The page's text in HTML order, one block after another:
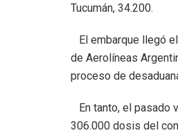
Tucumán, 34.200.
El embarque llegó
de Aerolíneas
proceso de
En tanto, el pasado
306.000 dosis del